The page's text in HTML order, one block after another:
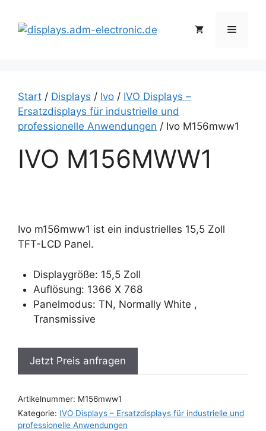
Inhalt
springen
Menü
Start / Displays / Ivo / IVO Displays –
Ersatzdisplays für industrielle und
professionelle Anwendungen / Ivo M156mww1
IVO M156MWW1
Ivo m156mww1 ist ein industrielles 15,5 Zoll
TFT-LCD Panel.
Displaygröße: 15,5 Zoll
Auflösung: 1366 X 768
Panelmodus: TN, Normally White ,
Transmissive
Jetzt Preis anfragen
Artikelnummer: M156mww1
Kategorie: IVO Displays – Ersatzdisplays für industrielle und
professionelle Anwendungen